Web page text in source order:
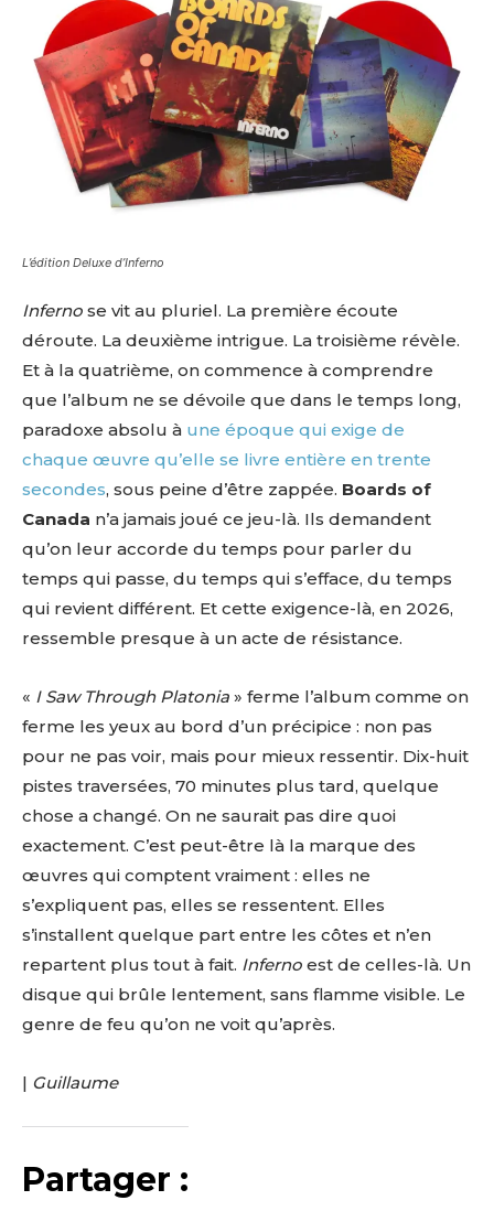
L’édition Deluxe d’Inferno
Inferno se vit au pluriel. La première écoute
déroute. La deuxième intrigue. La troisième révèle.
Et à la quatrième, on commence à comprendre
que l’album ne se dévoile que dans le temps long,
paradoxe absolu à une époque qui exige de
chaque œuvre qu’elle se livre entière en trente
secondes, sous peine d’être zappée. Boards of
Canada n’a jamais joué ce jeu-là. Ils demandent
qu’on leur accorde du temps pour parler du
temps qui passe, du temps qui s’efface, du temps
qui revient différent. Et cette exigence-là, en 2026,
ressemble presque à un acte de résistance.
« I Saw Through Platonia » ferme l’album comme on
ferme les yeux au bord d’un précipice : non pas
pour ne pas voir, mais pour mieux ressentir. Dix-huit
pistes traversées, 70 minutes plus tard, quelque
chose a changé. On ne saurait pas dire quoi
exactement. C’est peut-être là la marque des
œuvres qui comptent vraiment : elles ne
s’expliquent pas, elles se ressentent. Elles
s’installent quelque part entre les côtes et n’en
repartent plus tout à fait. Inferno est de celles-là. Un
disque qui brûle lentement, sans flamme visible. Le
genre de feu qu’on ne voit qu’après.
| Guillaume
Partager :